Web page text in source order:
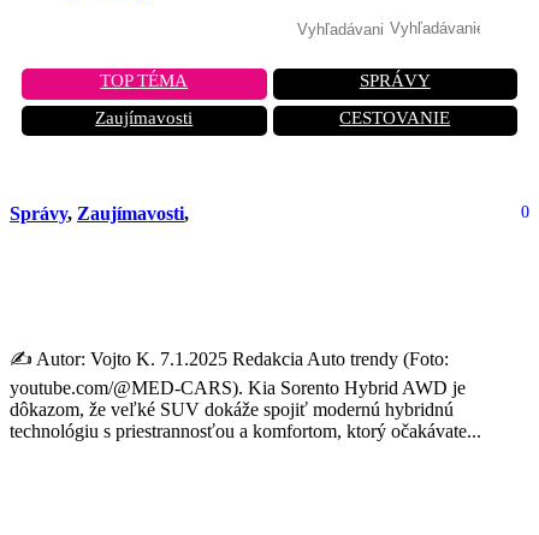
TOP TÉMA
SPRÁVY
Zaujímavosti
CESTOVANIE
Správy, Zaujímavosti, 0
✍️ Autor: Vojto K. 7.1.2025 Redakcia Auto trendy (Foto:
youtube.com/@MED-CARS). Kia Sorento Hybrid AWD je
dôkazom, že veľké SUV dokáže spojiť modernú hybridnú
technológiu s priestrannosťou a komfortom, ktorý očakávate...